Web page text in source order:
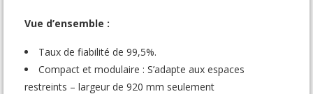
Vue d’ensemble :
Taux de fiabilité de 99,5%.
Compact et modulaire : S’adapte aux espaces
restreints – largeur de 920 mm seulement